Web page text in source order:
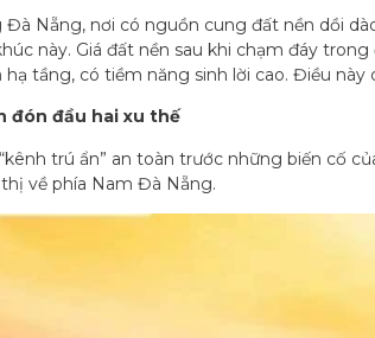
Đà Nẵng, nơi có nguồn cung đất nền dồi
này. Giá đất nền sau khi chạm đáy
hạ tầng, có tiềm năng sinh lời cao. Điều
đón đầu hai xu thế
trú ẩn” an toàn trước những biến cố
về phía Nam Đà Nẵng.